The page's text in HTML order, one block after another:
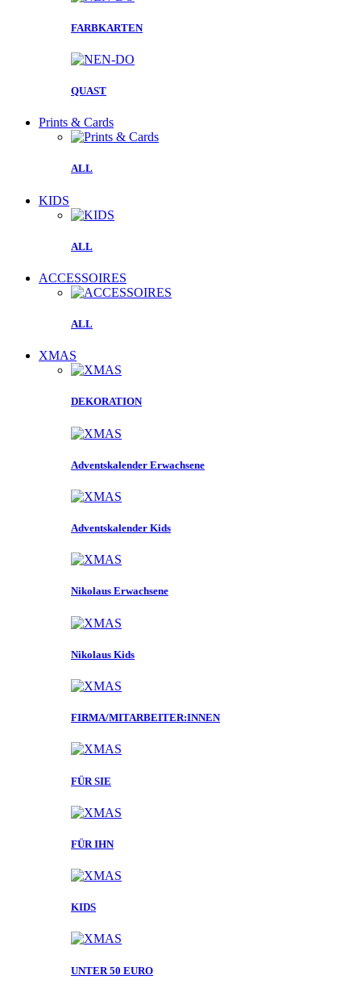
FARBKARTEN
QUAST
Prints & Cards
ALL
KIDS
ALL
ACCESSOIRES
ALL
XMAS
DEKORATION
Adventskalender Erwachsene
Adventskalender Kids
Nikolaus Erwachsene
Nikolaus Kids
FIRMA/MITARBEITER:INNEN
FÜR SIE
FÜR IHN
KIDS
UNTER 50 EURO